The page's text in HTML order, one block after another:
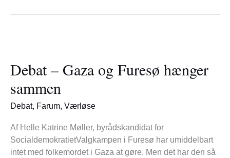
Debat – Gaza og Furesø hænger
sammen
Debat, Farum, Værløse
Af Helle Katrine Møller, byrådskandidat for
SocialdemokratietValgkampen i Furesø har umiddelbart
intet med folkemordet i Gaza at gøre. Men det har den så
Gaza
og
Furesø
hænger